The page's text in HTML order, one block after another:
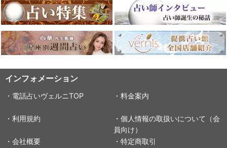
インフォメーション
・電話占いヴェルニTOP ・料金案内
・利用規約
・個人情報の取扱いについて（会
員向け）
・会社概要
・特定商取引